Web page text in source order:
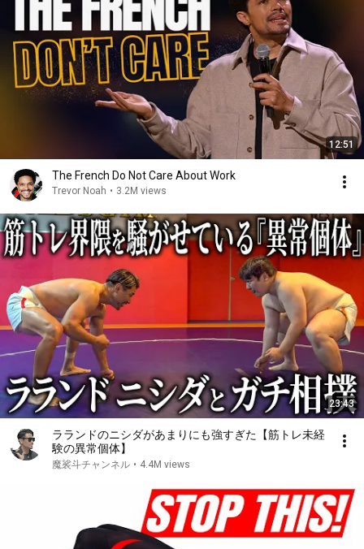
12:51
The French Do Not Care About Work
Trevor Noah • 3.2M views
23:43
ラランドのニシダがあまりにも強すぎた【筋トレ未経
験の異常個体】
魔裟斗チャンネル • 4.4M views